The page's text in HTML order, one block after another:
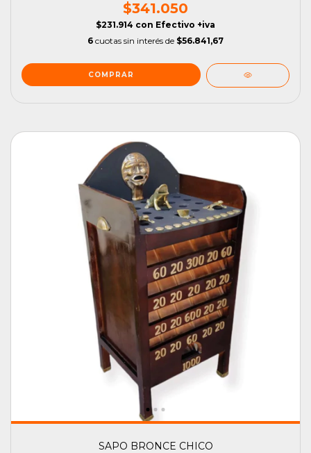
$341.050
$231.914 con Efectivo +iva
6 cuotas sin interés de $56.841,67
SAPO BRONCE CHICO